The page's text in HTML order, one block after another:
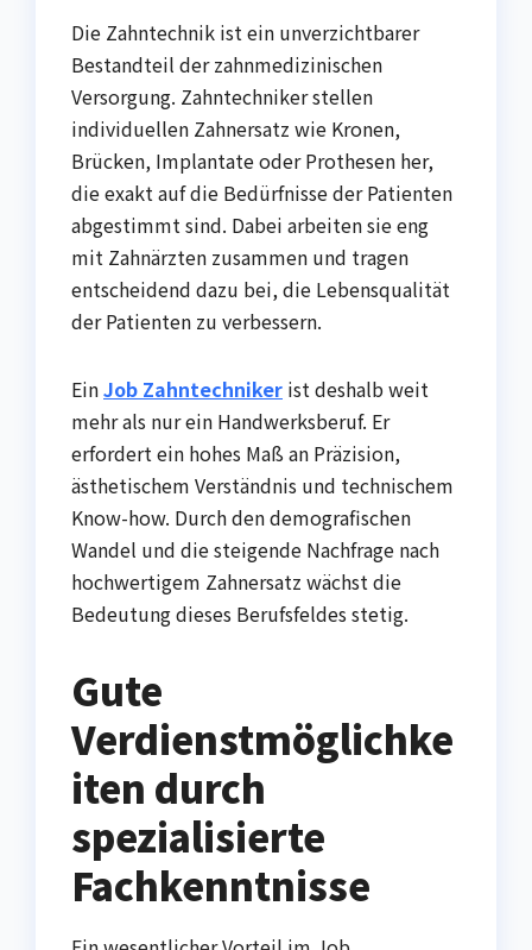
Die Zahntechnik ist ein unverzichtbarer
Bestandteil der zahnmedizinischen
Versorgung. Zahntechniker stellen
individuellen Zahnersatz wie Kronen,
Brücken, Implantate oder Prothesen her,
die exakt auf die Bedürfnisse der Patienten
abgestimmt sind. Dabei arbeiten sie eng
mit Zahnärzten zusammen und tragen
entscheidend dazu bei, die Lebensqualität
der Patienten zu verbessern.
EinJob Zahntechniker ist deshalb weit
mehr als nur ein Handwerksberuf. Er
erfordert ein hohes Maß an Präzision,
ästhetischem Verständnis und technischem
Know-how. Durch den demografischen
Wandel und die steigende Nachfrage nach
hochwertigem Zahnersatz wächst die
Bedeutung dieses Berufsfeldes stetig.
Gute
Verdienstmöglichke
iten durch
spezialisierte
Fachkenntnisse